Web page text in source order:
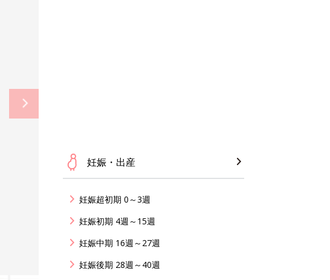
妊娠・出産
妊娠超初期 0～3週
妊娠初期 4週～15週
妊娠中期 16週～27週
妊娠後期 28週～40週